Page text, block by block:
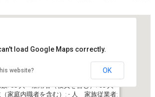
: 58 人 雇用者（役員を含む）: 58 人
（家庭内職者を含む）: - 人 家族従業者:
load Google Maps correctly.
website? OK